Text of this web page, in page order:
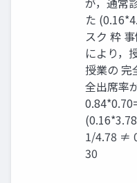
た
スク 粋
により，
授業の 完
全出席率
1/4.78 ≠
30